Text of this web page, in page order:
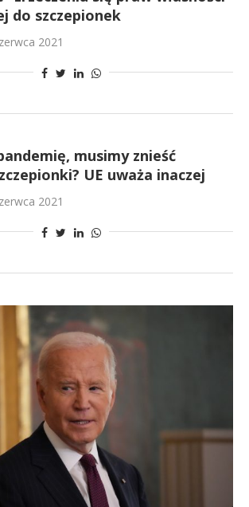
do szczepionek
2021
musimy znieść
UE uważa inaczej
2021